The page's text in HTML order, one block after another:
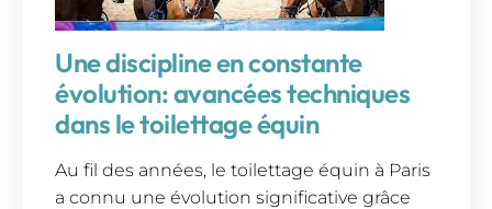
Une discipline en constante
évolution: avancées techniques
dans le toilettage équin
Au fil des années, le toilettage équin à Paris
a connu une évolution significative grâce